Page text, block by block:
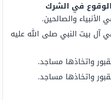
في الشرك
في آل بيت النبي صلى الله عليه